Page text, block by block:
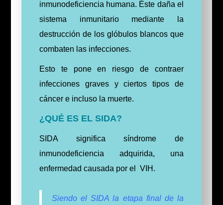
inmunodeficiencia humana. Éste daña el
sistema inmunitario mediante la
destrucción de los glóbulos blancos que
combaten las infecciones.
Esto te pone en riesgo de contraer
infecciones graves y ciertos tipos de
cáncer e incluso la muerte.
¿QUÉ ES EL SIDA?
SIDA significa síndrome de
inmunodeficiencia adquirida, una
enfermedad causada por el VIH.
Siendo el SIDA la etapa final de la